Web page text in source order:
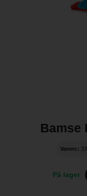
Bamse
Varenr.:
På lager